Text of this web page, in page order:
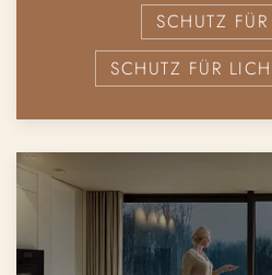
SCHUTZ
SCHUTZ FÜR